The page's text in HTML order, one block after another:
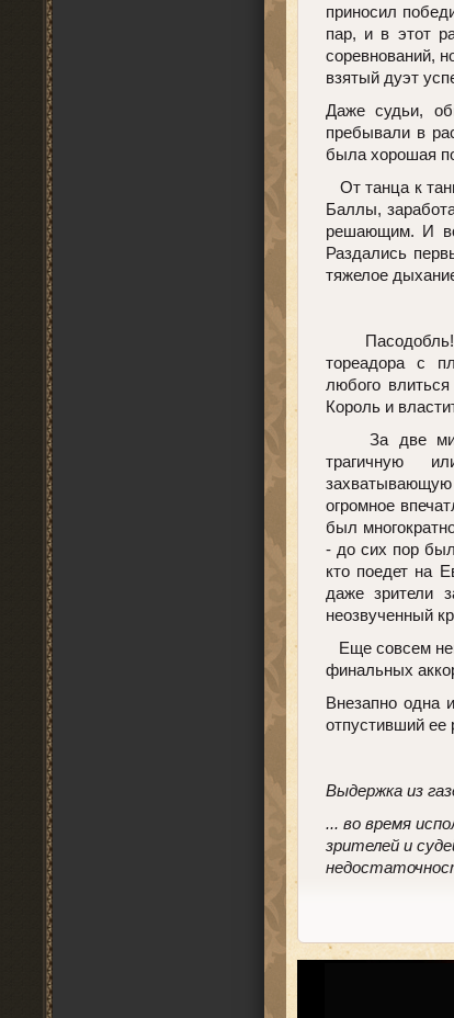
приносил
пар, и в этот
соревнований,
взятый дуэт
Даже судьи,
пребывали в
была хорошая
От танца к
Баллы,
решающим. И
Раздались
тяжелое
Пасодобль!!!
тореадора с
любого
Король и
За две
трагичную
огромное
был
- до сих пор
кто поедет на
даже зрители
неозвученный
Еще совсем
финальных
Внезапно одна
отпустивший ее
Выдержка из
... во время
зрителей и